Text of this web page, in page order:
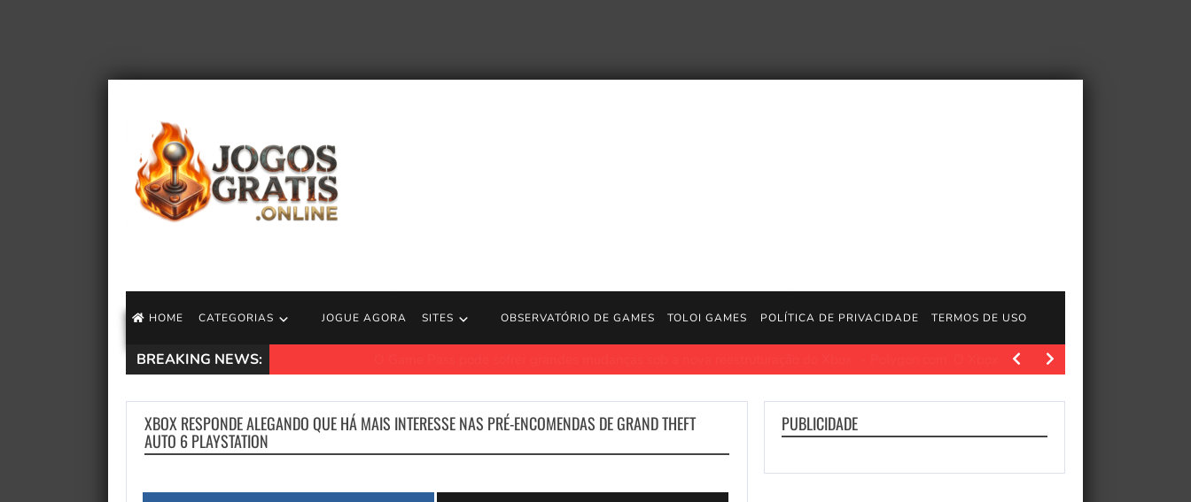
HOME CATEGORIAS JOGUE AGORA SITES OBSERVATÓRIO DE GAMES TOLOI GAMES POLÍTICA DE PRIVACIDADE TERMOS DE USO
BREAKING NEWS: Polygon.com. O Xbox como o conhecemos está prestes a…
XBOX RESPONDE ALEGANDO QUE HÁ MAIS INTERESSE NAS PRÉ-ENCOMENDAS DE GRAND THEFT
AUTO 6 PLAYSTATION
PUBLICIDADE